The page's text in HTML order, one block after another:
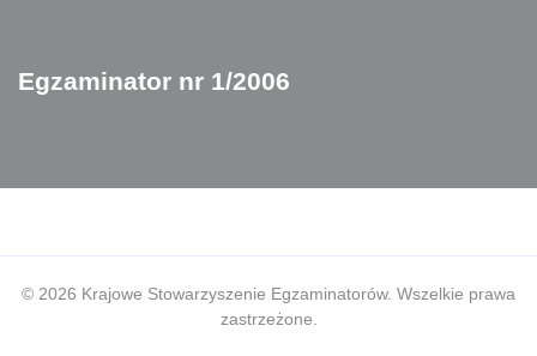
Egzaminator nr 1/2006
© 2026 Krajowe Stowarzyszenie Egzaminatorów. Wszelkie prawa
zastrzeżone.